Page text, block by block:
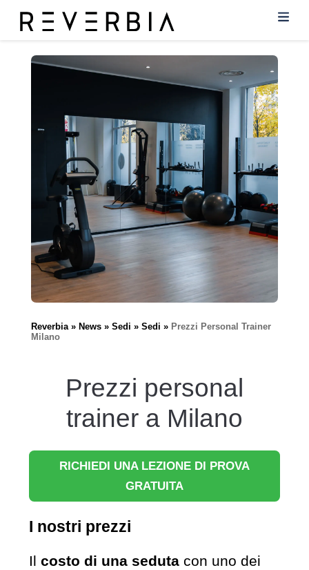
Reverbia News Sedi Sedi
Prezzi Personal Trainer
Milano
Prezzi personal
trainer a Milano
RICHIEDI UNA LEZIONE DI PROVA
GRATUITA
I nostri prezzi
Il costo di una sedutacon uno dei